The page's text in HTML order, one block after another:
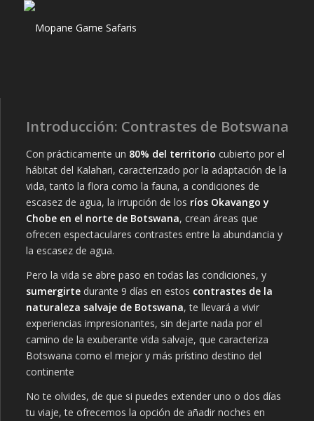
Introducción: Contrastes de Botswana
Con prácticamente un 80% del territorio cubierto por el
hábitat del Kalahari, caracterizado por la adaptación de la
vida, tanto la flora como la fauna, a condiciones de
escasez de agua, la irrupción de los ríos Okavango y
Chobe en el norte de Botswana, crean áreas que
ofrecen espectaculares contrastes entre la abundancia y
la escasez de agua.
Pero la vida se abre paso en todas las condiciones, y
sumergirtedurante 9 días en estos contrastes de la
naturaleza salvaje de Botswana, te llevará a vivir
experiencias impresionantes, sin dejarte nada por el
camino de la exuberante vida salvaje, que caracteriza
Botswana como el mejor y más prístino destino del
continente
No te olvides, de que si puedes extender uno o dos días
tu viaje, te ofrecemos la opción de añadir noches en